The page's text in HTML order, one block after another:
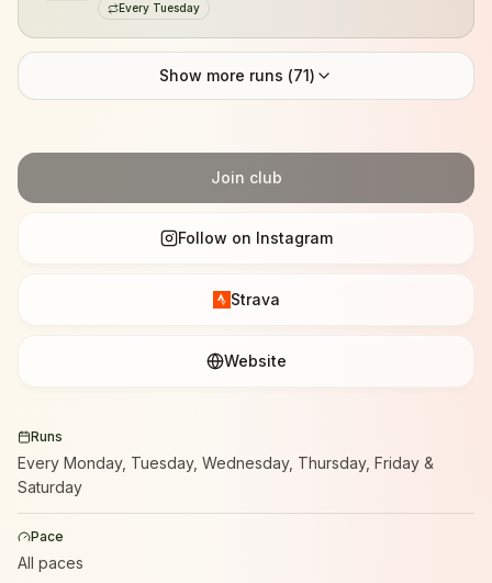
Every Tuesday
Show more runs (71)
Join club
Follow on Instagram
Strava
Website
Runs
Every Monday, Tuesday, Wednesday, Thursday, Friday &
Saturday
Pace
All paces